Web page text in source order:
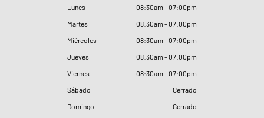
Lunes 08:30am - 07:00pm
Martes
08:30am - 07:00pm
Miércoles
08:30am - 07:00pm
Jueves
08:30am - 07:00pm
Viernes
08:30am - 07:00pm
Sábado
Cerrado
Domingo
Cerrado